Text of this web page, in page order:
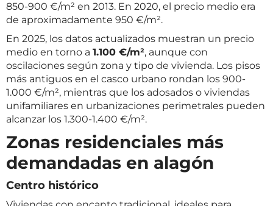
850-900 €/m² en 2013. En 2020, el precio medio era
de aproximadamente 950 €/m².
En 2025, los datos actualizados muestran un precio
medio en torno a 1.100 €/m², aunque con
oscilaciones según zona y tipo de vivienda. Los pisos
más antiguos en el casco urbano rondan los 900-
1.000 €/m², mientras que los adosados o viviendas
unifamiliares en urbanizaciones perimetrales pueden
alcanzar los 1.300-1.400 €/m².
Zonas residenciales más
demandadas en alagón
Centro histórico